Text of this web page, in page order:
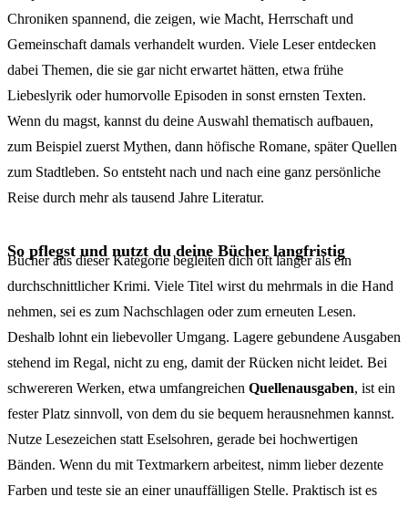
Chroniken spannend, die zeigen, wie Macht, Herrschaft und
Gemeinschaft damals verhandelt wurden. Viele Leser entdecken
dabei Themen, die sie gar nicht erwartet hätten, etwa frühe
Liebeslyrik oder humorvolle Episoden in sonst ernsten Texten.
Wenn du magst, kannst du deine Auswahl thematisch aufbauen,
zum Beispiel zuerst Mythen, dann höfische Romane, später Quellen
zum Stadtleben. So entsteht nach und nach eine ganz persönliche
Reise durch mehr als tausend Jahre Literatur.
So pflegst und nutzt du deine Bücher langfristig
Bücher aus dieser Kategorie begleiten dich oft länger als ein
durchschnittlicher Krimi. Viele Titel wirst du mehrmals in die Hand
nehmen, sei es zum Nachschlagen oder zum erneuten Lesen.
Deshalb lohnt ein liebevoller Umgang. Lagere gebundene Ausgaben
stehend im Regal, nicht zu eng, damit der Rücken nicht leidet. Bei
schwereren Werken, etwa umfangreichen Quellenausgaben, ist ein
fester Platz sinnvoll, von dem du sie bequem herausnehmen kannst.
Nutze Lesezeichen statt Eselsohren, gerade bei hochwertigen
Bänden. Wenn du mit Textmarkern arbeitest, nimm lieber dezente
Farben und teste sie an einer unauffälligen Stelle. Praktisch ist es